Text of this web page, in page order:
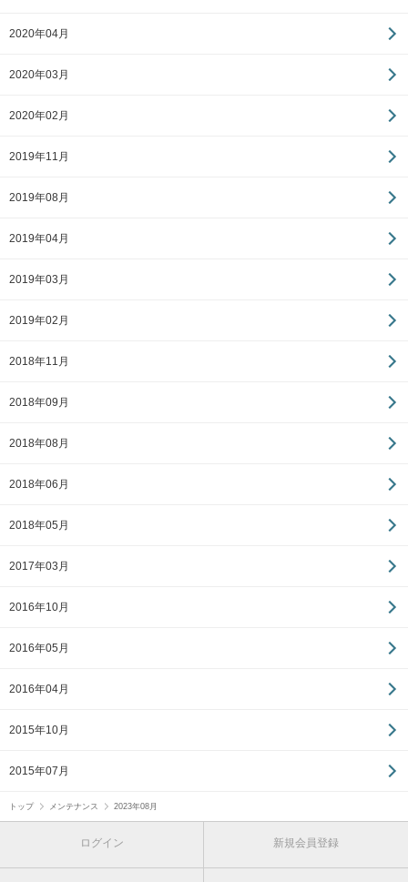
2020年04月
2020年03月
2020年02月
2019年11月
2019年08月
2019年04月
2019年03月
2019年02月
2018年11月
2018年09月
2018年08月
2018年06月
2018年05月
2017年03月
2016年10月
2016年05月
2016年04月
2015年10月
2015年07月
トップ メンテナンス 2023年08月
ログイン 新規会員登録